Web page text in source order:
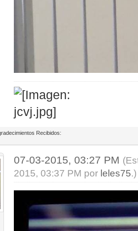
Recibidos:
07-03-2015, 03:27 PM
2015, 03:37 PM por leles75.)